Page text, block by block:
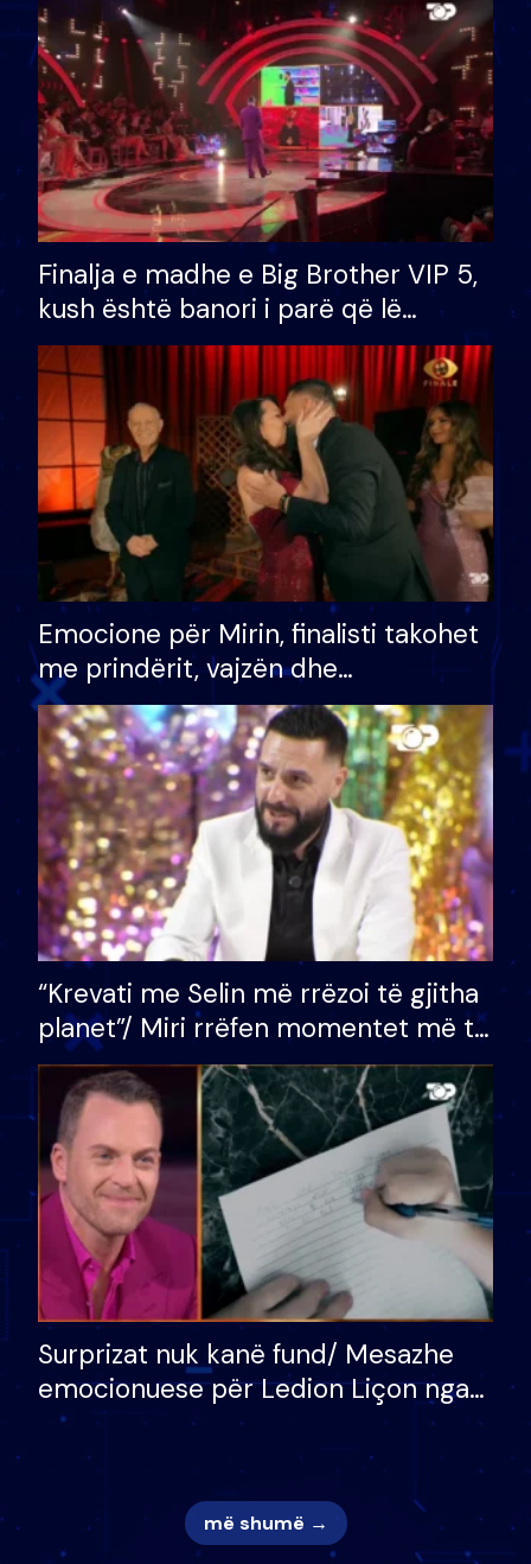
Finalja e madhe e Big Brother VIP 5,
kush është banori i parë që lë
shtëpinë dhe humb mundësinë për
të fituar çmimin e madh
Emocione për Mirin, finalisti takohet
me prindërit, vajzën dhe
bashkëshorten: S’kemi ndonjë letër
divorci apo jo?
“Krevati me Selin më rrëzoi të gjitha
planet”/ Miri rrëfen momentet më të
bukura në shtëpinë e BB VIP: Do më
mungojë zilja e mëngjesit kur…
Surprizat nuk kanë fund/ Mesazhe
emocionuese për Ledion Liçon nga
nëna dhe fëmijët e tij, moderatori
nuk i mban dot lotët: Nuk meritoj…
më shumë →